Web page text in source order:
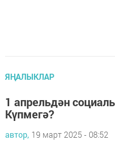
ЯҢАЛЫКЛАР
1 апрельдән
Күпмегә?
автор, 19 март 2025 - 08:52